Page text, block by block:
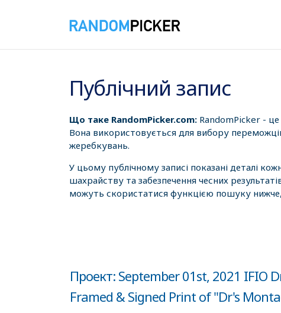
Публічний запис
Що таке RandomPicker.com: RandomPicker -
Вона використовується для вибору
жеребкувань.
У цьому публічному записі показані деталі
шахрайству та забезпечення чесних
можуть скористатися функцією пошуку
Проект: September 01st, 2021 IFIO
Framed & Signed Print of "Dr's